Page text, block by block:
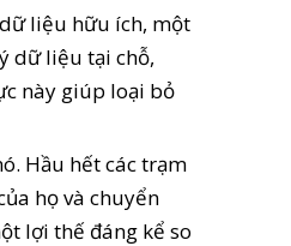
liệu hữu ích, một
dữ liệu tại chỗ,
này giúp loại bỏ
Hầu hết các trạm
họ và chuyển
lợi thế đáng kể so